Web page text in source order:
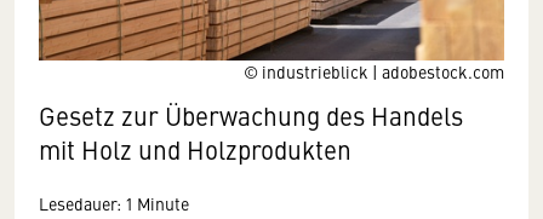
© industrieblick | adobestock.com
Gesetz zur Überwachung des Handels
mit Holz und Holzprodukten
Lesedauer: 1 Minute